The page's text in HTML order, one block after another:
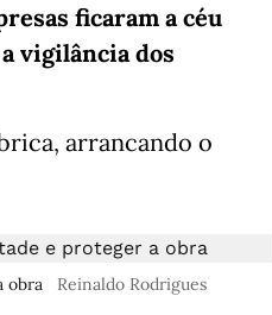
ficaram a céu
vigilância dos
arrancando o
obra Reinaldo Rodrigues